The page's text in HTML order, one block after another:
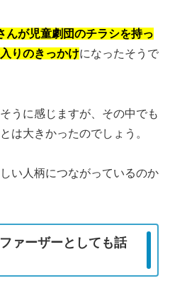
んが児童劇団のチラシを持っ
りのきっかけになったそうで
うに感じますが、その中でも
は大きかったのでしょう。
い人柄につながっているのか
ァーザーとしても話